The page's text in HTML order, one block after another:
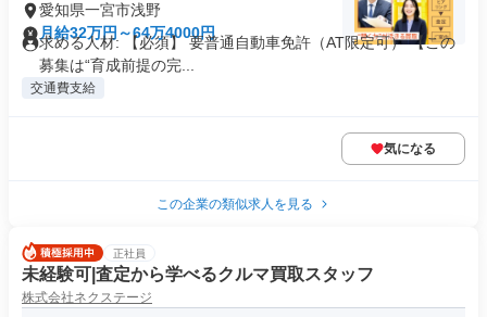
愛知県一宮市浅野
月給32万円～64万4000円
求める人材: 【必須】 要普通自動車免許（AT限定可） 【この
募集は“育成前提の完...
交通費支給
気になる
この企業の類似求人を見る
正社員
未経験可|査定から学べるクルマ買取スタッフ
株式会社ネクステージ